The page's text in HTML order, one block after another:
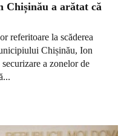
Chișinău a arătat că
referitoare la scăderea
Chișinău, Ion
a zonelor de